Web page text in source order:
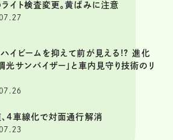
イト検査変更。黄ばみに注意
イビームを抑えて前が見える!? 進化
光サンバイザー」と車内見守り技術のリ
、4車線化で対面通行解消